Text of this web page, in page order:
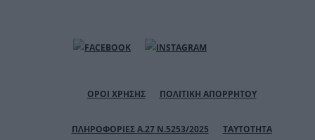
ΟΡΟΙ ΧΡΗΣΗΣ ΠΟΛΙΤΙΚΗ ΑΠΟΡΡΗΤΟΥ
ΠΛΗΡΟΦΟΡΙΕΣ Α.27 Ν.5253/2025 ΤΑΥΤΟΤΗΤΑ